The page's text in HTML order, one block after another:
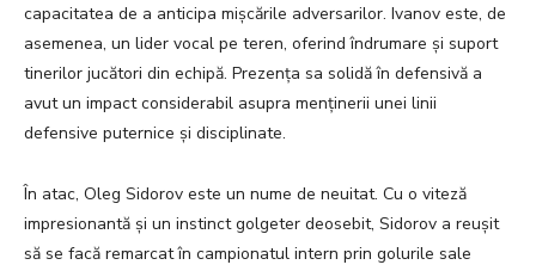
capacitatea de a anticipa mișcările adversarilor. Ivanov este, de
asemenea, un lider vocal pe teren, oferind îndrumare și suport
tinerilor jucători din echipă. Prezența sa solidă în defensivă a
avut un impact considerabil asupra menținerii unei linii
defensive puternice și disciplinate.
În atac, Oleg Sidorov este un nume de neuitat. Cu o viteză
impresionantă și un instinct golgeter deosebit, Sidorov a reușit
să se facă remarcat în campionatul intern prin golurile sale